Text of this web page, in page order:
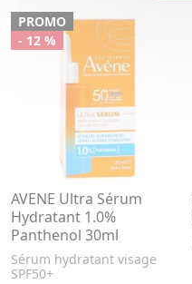
PROMO
- 12 %
AVENE Ultra Sérum
Hydratant 1.0%
Panthenol 30ml
Sérum hydratant visage
SPF50+